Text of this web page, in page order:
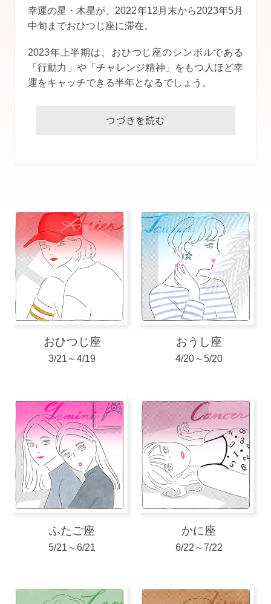
幸運の星・木星が、2022年12月末から2023年5月
中旬までおひつじ座に滞在。
2023年上半期は、おひつじ座のシンボルである
「行動力」や「チャレンジ精神」をもつ人ほど幸
運をキャッチできる半年となるでしょう。
れる「推し活」が開運アクションに。スポーツや
る傾向が。
無計画にインドア志向で過ごしていると運が澱ん
だり、仕事の発想力や人とのコミュニケーション
力も下がります。朝ヨガや骨盤周りのストレッチ
などでリンパを促し、ストレスを溜めない、健康
でキレイな身体を手に入れましょう。この時期は
とにかく、じっとしているより動くことで脳も運
５月になると、木星はおうし座にバトンタッチ。
も広がりそうだから甘い言葉には気をつけて。投
資でお金を増やしたい気持ちが高まりますが安易
に手を出さないほうが賢明です。
社会全体の運気でいうと、世界各国のリーダーた
ちのぶつかり合いが加速し、混乱をまねく事態が
多く勃発する予感も。また３月は、スピリチャル
な事象を司る魚座が土星にシフト。強い力を持っ
もしれません。海側地帯での天災も同じく３月が
危険月。この春は、備えや情報収集をしっかりし
ビューティでは「健康的なセクシーさ」や「個性
おひつじ座
3/21～4/19
おうし座
4/20～5/20
ふたご座
5/21～6/21
かに座
6/22～7/22